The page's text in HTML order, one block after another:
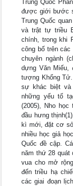
Trung Quốc
được giới bước
Trung Quốc
và trật tự triều
chính, trong khi
công bố trên
chuyên ngành
dựng Văn Miếu,
tượng Khổng
sự khác biệt và
những yếu tố
(2005), Nho
đầu hưng
kì mới, đặt cơ
nhiều học giả
Quốc đề cập.
năm thứ 28 quát
vua cho mở
đến triều hạ
các giai đoạn